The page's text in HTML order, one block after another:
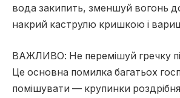
вода закипить, зменшуй вогонь
накрий каструлю кришкою і
ВАЖЛИВО: Не перемішуй гречку
Це основна помилка багатьох
помішувати — крупинки